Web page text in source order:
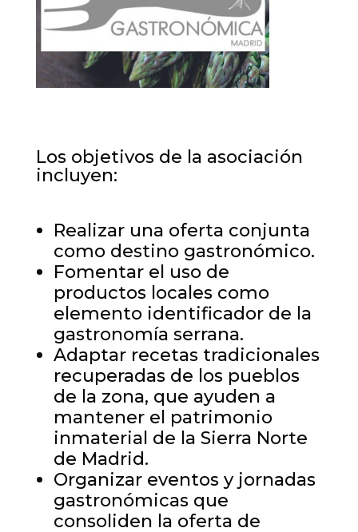
Los objetivos de la asociación
incluyen:
Realizar una oferta conjunta
como destino gastronómico.
Fomentar el uso de
productos locales como
elemento identificador de la
gastronomía serrana.
Adaptar recetas tradicionales
recuperadas de los pueblos
de la zona, que ayuden a
mantener el patrimonio
inmaterial de la Sierra Norte
de Madrid.
Organizar eventos y jornadas
gastronómicas que
consoliden la oferta de